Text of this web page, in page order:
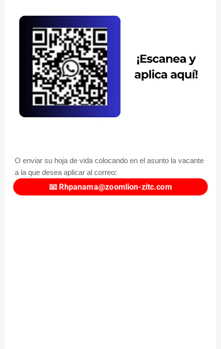
O enviar su hoja de vida colocando en el asunto la vacante
a la que desea aplicar al correo:
📧Rhpanama@zoomlion-zitc.com